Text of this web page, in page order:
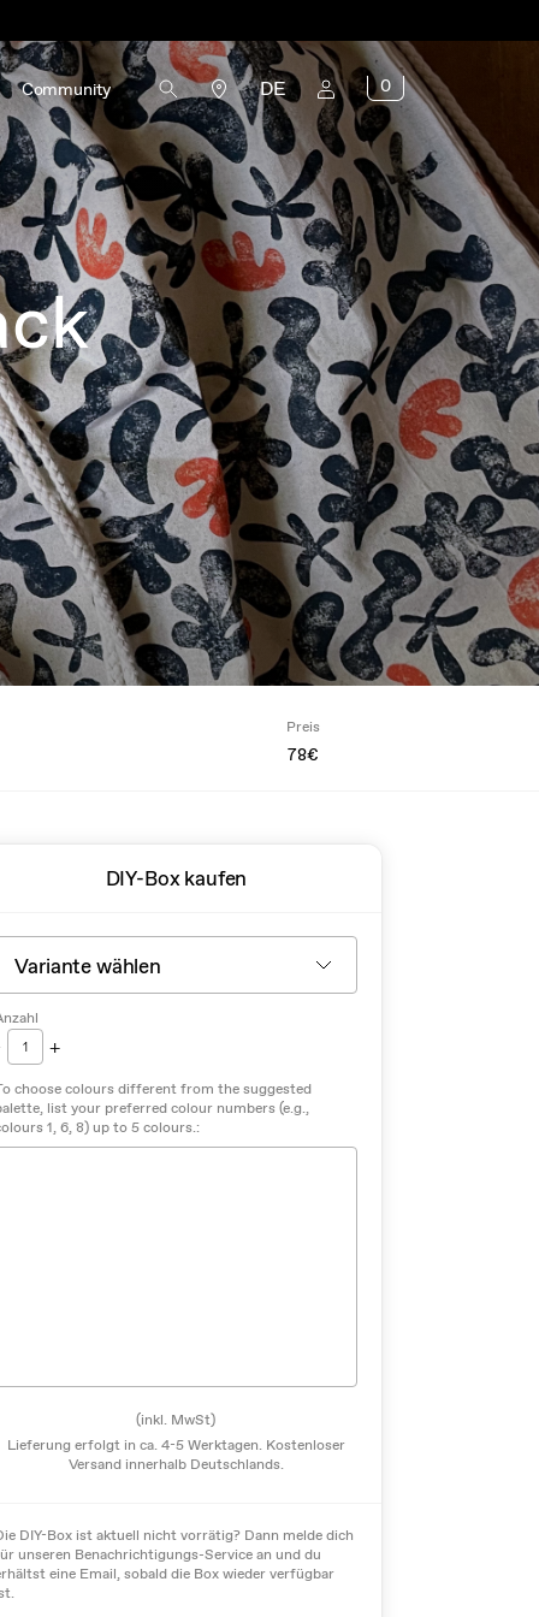
Community DE 0
Preis
78€
DIY-Box kaufen
1 +
choose colours different from the suggested
list your preferred colour numbers (e.g.,
1, 6, 8) up to 5 colours.:
(inkl. MwSt)
Lieferung erfolgt in ca. 4-5 Werktagen. Kostenloser
Versand innerhalb Deutschlands.
DIY-Box ist aktuell nicht vorrätig? Dann melde dich
unseren Benachrichtigungs-Service an und du
eine Email, sobald die Box wieder verfügbar